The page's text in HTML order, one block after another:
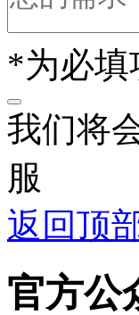
*为必填
我们将
服
返回顶
官方公